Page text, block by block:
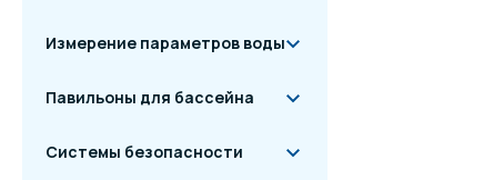
Измерение параметров воды
Павильоны для бассейна
Системы безопасности